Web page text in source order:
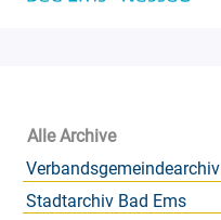
Alle Archive
Verbandsgemeindearchiv
Stadtarchiv Bad Ems